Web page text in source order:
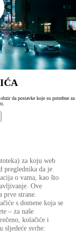
da postavke koje su potrebne za
za koju web
preglednika da je
o vama, kao što
Ove
prve strane.
s domene koja se
– za naše
kolačiće i
sljedeće svrhe: